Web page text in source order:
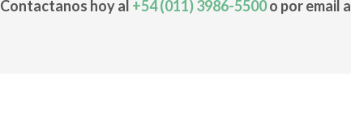
Contactanos hoy al +54 (011) 3986-5500o por email a